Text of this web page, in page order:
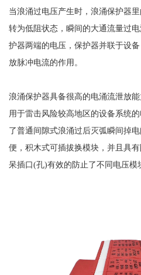
当浪涌过电压产生时，浪涌保护器
转为低阻状态，瞬间的大通流量过
护器两端的电压，保护器并联于设
放脉冲电流的作用。
浪涌保护器具备很高的电涌流泄放
用于雷击风险较高地区的设备系统
了普通间隙式浪涌过后灭弧瞬间掉
便，积木式可插拔换模块，并且具
呆插口(孔)有效的防止了不同电压模